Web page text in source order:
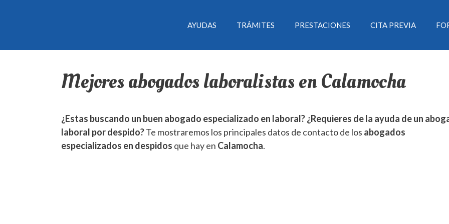
AYUDAS TRÁMITES PRESTACIONES CITA PREVIA
Mejores abogados laboralistas en Calamocha
¿Estas buscando un buen abogado especializado en laboral? ¿Requieres de la ayuda de un
laboral por despido?Te mostraremos los principales datos de contacto de los abogados
especializados en despidos que hay en Calamocha.